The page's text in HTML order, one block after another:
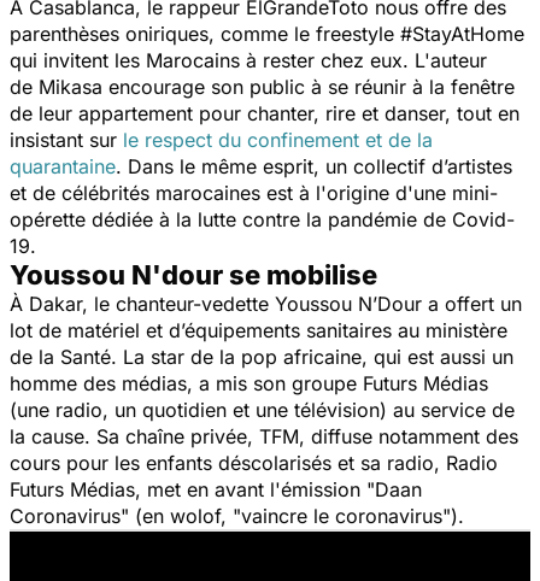
À Casablanca, le rappeur ElGrandeToto nous offre des
parenthèses oniriques, comme le freestyle #StayAtHome
qui invitent les Marocains à rester chez eux. L'auteur
de Mikasa encourage son public à se réunir à la fenêtre
de leur appartement pour chanter, rire et danser, tout en
insistant sur le respect du confinement et de la
quarantaine. Dans le même esprit, un collectif d’artistes
et de célébrités marocaines est à l'origine d'une mini-
opérette dédiée à la lutte contre la pandémie de Covid-
19.
Youssou N'dour se mobilise
À Dakar, le chanteur-vedette Youssou N’Dour a offert un
lot de matériel et d’équipements sanitaires au ministère
de la Santé. La star de la pop africaine, qui est aussi un
homme des médias, a mis son groupe Futurs Médias
(une radio, un quotidien et une télévision) au service de
la cause. Sa chaîne privée, TFM, diffuse notamment des
cours pour les enfants déscolarisés et sa radio, Radio
Futurs Médias, met en avant l'émission "Daan
Coronavirus" (en wolof, "vaincre le coronavirus").